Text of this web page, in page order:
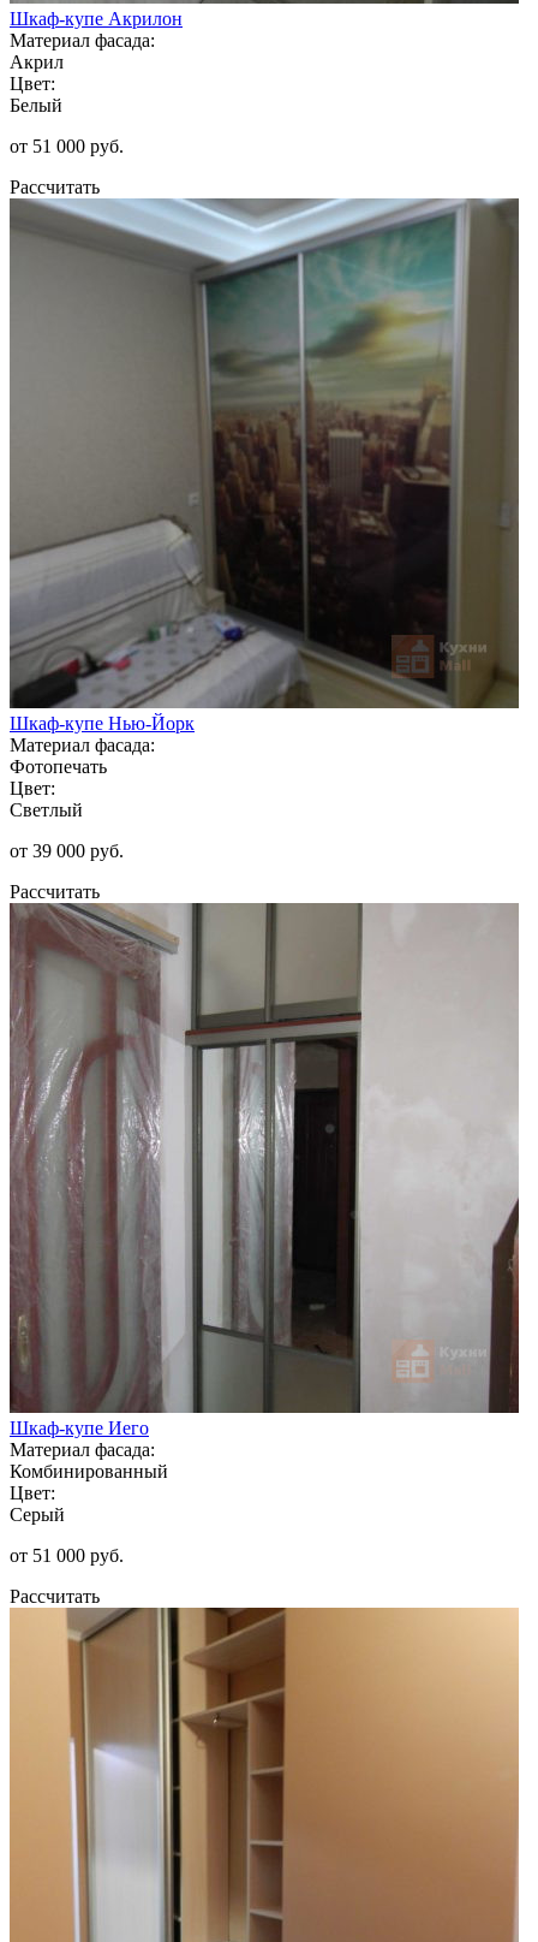
Шкаф-купе Акрилон
Материал фасада:
Акрил
Цвет:
Белый
от 51 000 руб.
Рассчитать
Шкаф-купе Нью-Йорк
Материал фасада:
Фотопечать
Цвет:
Светлый
от 39 000 руб.
Рассчитать
Шкаф-купе Иего
Материал фасада:
Комбинированный
Цвет:
Серый
от 51 000 руб.
Рассчитать